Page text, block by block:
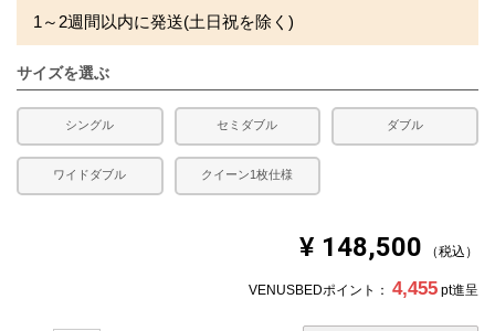
1～2週間以内に発送(土日祝を除く)
サイズを選ぶ
シングル セミダブル ダブル
ワイドダブル クイーン1枚仕様
¥ 148,500 税込
VENUSBEDポイント： 4,455 pt進呈